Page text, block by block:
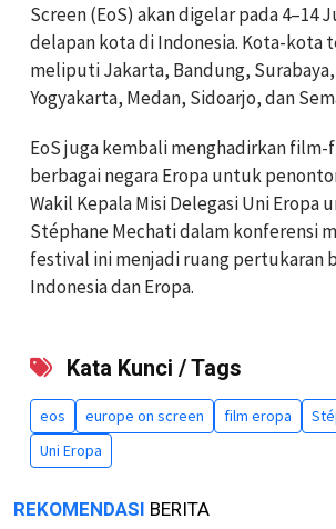
Screen (EoS) akan digelar pada 4–14
delapan kota di Indonesia. Kota-kota
meliputi Jakarta, Bandung, Surabaya,
Yogyakarta, Medan, Sidoarjo, dan
EoS juga kembali menghadirkan
berbagai negara Eropa untuk
Wakil Kepala Misi Delegasi Uni Eropa
Stéphane Mechati dalam konferensi
festival ini menjadi ruang pertukaran
Indonesia dan Eropa.
Kata Kunci / Tags
eos europe on screen film eropa
Uni Eropa
REKOMENDASI BERITA